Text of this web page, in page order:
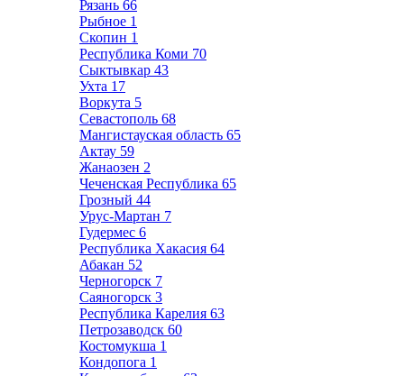
Рязань 66
Рыбное 1
Скопин 1
Республика Коми 70
Сыктывкар 43
Ухта 17
Воркута 5
Севастополь 68
Мангистауская область 65
Актау 59
Жанаозен 2
Чеченская Республика 65
Грозный 44
Урус-Мартан 7
Гудермес 6
Республика Хакасия 64
Абакан 52
Черногорск 7
Саяногорск 3
Республика Карелия 63
Петрозаводск 60
Костомукша 1
Кондопога 1